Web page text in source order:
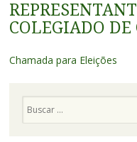
COLEGIADO DE
Chamada para Eleições